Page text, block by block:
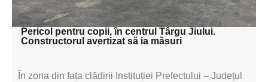
textul pentru subti
Pericol pentru copii, în centrul Târgu Jiului.
Constructorul avertizat să ia măsuri
În zona din fața clădirii Instituției Prefectului – Județul